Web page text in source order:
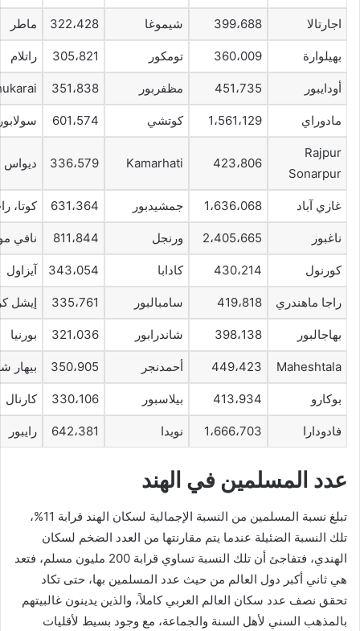
اجارتالا 399،688 شيموغا 322،428 ماطر
بهيلوارة 360،009 تومكور 305،821 راتلام
أودايبور 451،735 مظفربور 351،838
مادوراي 1،561،129 كوتشي 601،574
Rajpur
Sonarpur
423،806 Kamarhati 336،579 ديواس
غازي آباد 1،636،068 جمشيدبور 631،364 كوتا،
ناغبور 2،405،665 ورنجل 811،844 نافي
كورنول 430،214 كادابا 343،054 آيزاول
راجا ماهندري 419،818 سامبالبور 335،761 إيشل
بهاجالبور 398،138 شاندرابور 321،036 بورنيا
Maheshtala 449،423 أحمدنجر 350،905 بيهار
بوكارو 413،934 بيلاسبور 330،106 كارنال
فادودارا 1،666،703 نويدا 642،381 رايبور
عدد المسلمين في الهند
تبلغ نسبة المسلمين من النسبة الإجمالية لسكان الهند قرابة 11%،
تلك النسبة الضئيلة عندما يتم مقارنتها من العدد الضخم لسكان
الهندي، فتفاجئ أن تلك النسبة تساوي قرابة 200 مليون مسلم، فتعد
هي ثاني أكبر دول العالم من حيث عدد المسلمين بها، حتى تكاد
تحقق نصف عدد سكان العالم العربي كاملاً، والذين يدينون غالبيتهم
بالمذهب السني لأهل السنة والجماعة، مع وجود بسيط لأقليات